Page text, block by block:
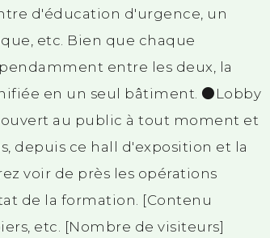
d'éducation d'urgence, un
etc. Bien que chaque
entre les deux, la
en un seul bâtiment. ●Lobby
ouvert au public à tout moment et
depuis ce hall d'exposition et la
voir de près les opérations
de la formation. [Contenu
etc. [Nombre de visiteurs]